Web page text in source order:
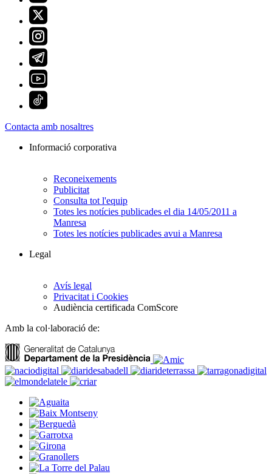
Contacta amb nosaltres
Informació corporativa
Reconeixements
Publicitat
Consulta tot l'equip
Totes les notícies publicades el dia 14/05/2011 a
Manresa
Totes les notícies publicades avui a Manresa
Legal
Avís legal
Privacitat i Cookies
Audiència certificada ComScore
Amb la col·laboració de: